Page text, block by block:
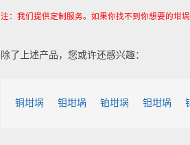
注：我们提供定制服务。如果你找不到你想要的坩
除了上述产品，您或许还感兴趣：
铜坩埚 钼坩埚 铂坩埚 钽坩埚